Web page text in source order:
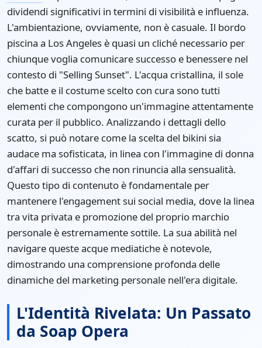
dividendi significativi in termini di visibilità e influenza.
L'ambientazione, ovviamente, non è casuale. Il bordo
piscina a Los Angeles è quasi un cliché necessario per
chiunque voglia comunicare successo e benessere nel
contesto di "Selling Sunset". L'acqua cristallina, il sole
che batte e il costume scelto con cura sono tutti
elementi che compongono un'immagine attentamente
curata per il pubblico. Analizzando i dettagli dello
scatto, si può notare come la scelta del bikini sia
audace ma sofisticata, in linea con l'immagine di donna
d'affari di successo che non rinuncia alla sensualità.
Questo tipo di contenuto è fondamentale per
mantenere l'engagement sui social media, dove la linea
tra vita privata e promozione del proprio marchio
personale è estremamente sottile. La sua abilità nel
navigare queste acque mediatiche è notevole,
dimostrando una comprensione profonda delle
dinamiche del marketing personale nell'era digitale.
L'Identità Rivelata: Un Passato
da Soap Opera